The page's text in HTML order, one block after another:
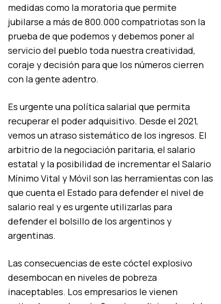
medidas como la moratoria que permite
jubilarse a más de 800.000 compatriotas son la
prueba de que podemos y debemos poner al
servicio del pueblo toda nuestra creatividad,
coraje y decisión para que los números cierren
con la gente adentro.
Es urgente una política salarial que permita
recuperar el poder adquisitivo. Desde el 2021,
vemos un atraso sistemático de los ingresos. El
arbitrio de la negociación paritaria, el salario
estatal y la posibilidad de incrementar el Salario
Mínimo Vital y Móvil son las herramientas con las
que cuenta el Estado para defender el nivel de
salario real y es urgente utilizarlas para
defender el bolsillo de los argentinos y
argentinas.
Las consecuencias de este cóctel explosivo
desembocan en niveles de pobreza
inaceptables. Los empresarios le vienen